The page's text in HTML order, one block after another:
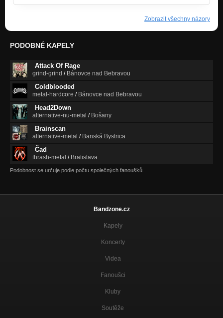
Zobrazit všechny názory
PODOBNÉ KAPELY
Attack Of Rage
grind-grind / Bánovce nad Bebravou
Coldblooded
metal-hardcore / Bánovce nad Bebravou
Head2Down
alternative-nu-metal / Bošany
Brainscan
alternative-metal / Banská Bystrica
Čad
thrash-metal / Bratislava
Podobnost se určuje podle počtu společných fanoušků.
Bandzone.cz
Kapely
Koncerty
Videa
Fanoušci
Kluby
Soutěže